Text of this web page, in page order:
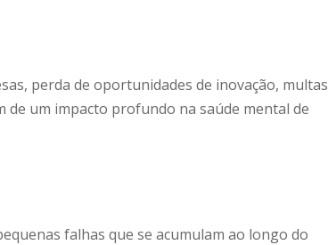
perda de oportunidades de inovação, multas
um impacto profundo na saúde mental de
falhas que se acumulam ao longo do